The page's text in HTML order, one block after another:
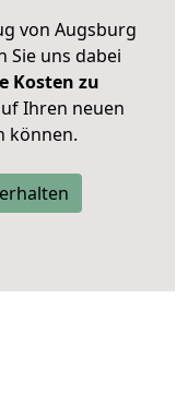
von Augsburg
Sie uns dabei
Kosten zu
Ihren neuen
können.